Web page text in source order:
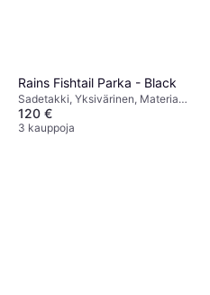
Rains Fishtail Parka - Black
Sadetakki, Yksivärinen, Materiaali:
Polyuretaani, Polyesteri,
Hengittävä, Taskut, Huppu,
120 €
3 kauppoja